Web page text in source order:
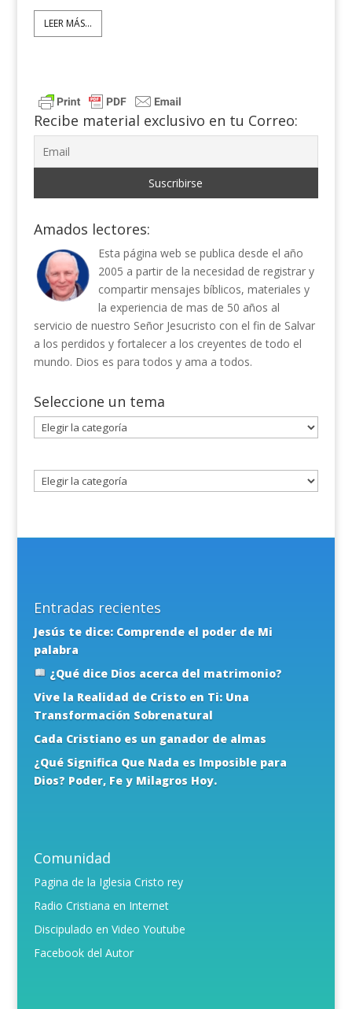
LEER MÁS...
Recibe material exclusivo en tu Correo:
Amados lectores:
Esta página web se publica desde el año
2005 a partir de la necesidad de registrar y
compartir mensajes bíblicos, materiales y
la experiencia de mas de 50 años al
servicio de nuestro Señor Jesucristo con el fin de Salvar
a los perdidos y fortalecer a los creyentes de todo el
mundo. Dios es para todos y ama a todos.
Seleccione un tema
Seleccione
un
Entradas recientes
Jesús te dice: Comprende el poder de Mi
palabra
¿Qué dice Dios acerca del matrimonio?
Vive la Realidad de Cristo en Ti: Una
Transformación Sobrenatural
Cada Cristiano es un ganador de almas
¿Qué Significa Que Nada es Imposible para
Dios? Poder, Fe y Milagros Hoy.
Comunidad
Pagina de la Iglesia Cristo rey
Radio Cristiana en Internet
Discipulado en Video Youtube
Facebook del Autor